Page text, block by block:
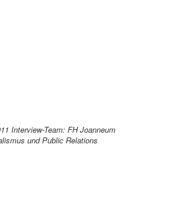
Interview-Team: FH Joanneum
und Public Relations